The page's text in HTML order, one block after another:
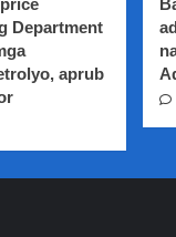
Department
aprub